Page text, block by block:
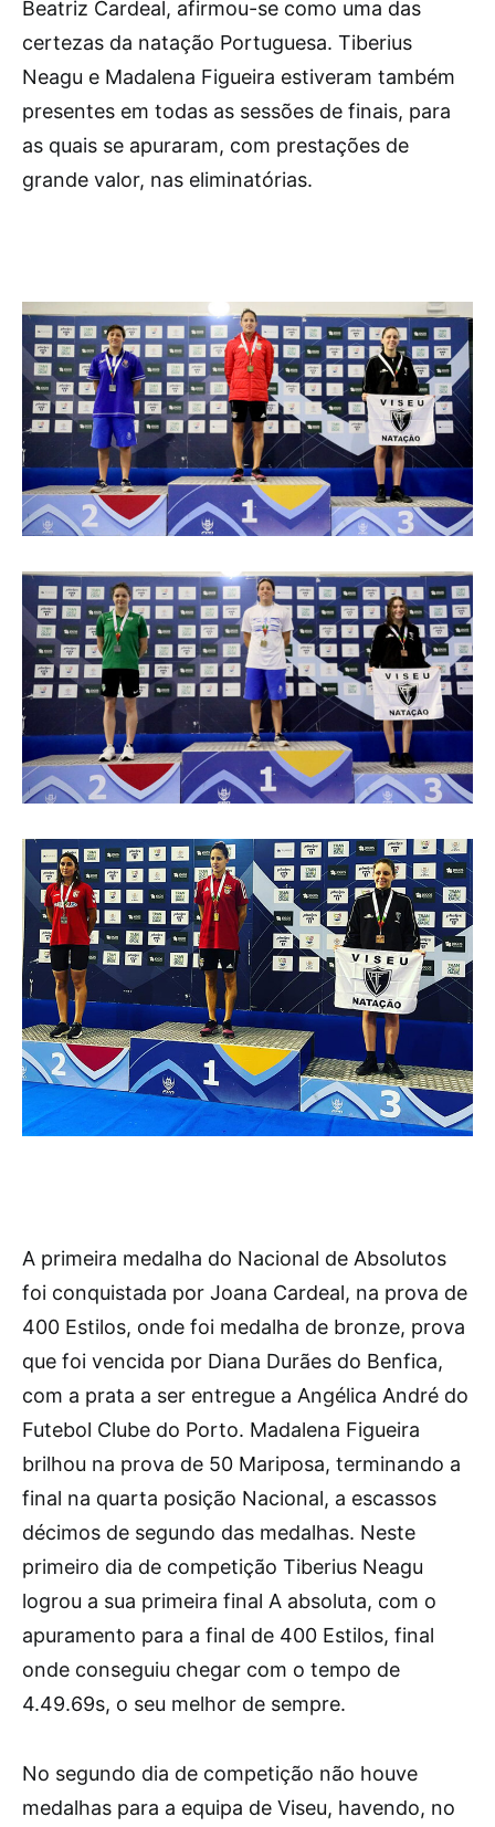
Beatriz Cardeal, afirmou-se como uma das
certezas da natação Portuguesa. Tiberius
Neagu e Madalena Figueira estiveram também
presentes em todas as sessões de finais, para
as quais se apuraram, com prestações de
grande valor, nas eliminatórias.
A primeira medalha do Nacional de Absolutos
foi conquistada por Joana Cardeal, na prova de
400 Estilos, onde foi medalha de bronze, prova
que foi vencida por Diana Durães do Benfica,
com a prata a ser entregue a Angélica André do
Futebol Clube do Porto. Madalena Figueira
brilhou na prova de 50 Mariposa, terminando a
final na quarta posição Nacional, a escassos
décimos de segundo das medalhas. Neste
primeiro dia de competição Tiberius Neagu
logrou a sua primeira final A absoluta, com o
apuramento para a final de 400 Estilos, final
onde conseguiu chegar com o tempo de
4.49.69s, o seu melhor de sempre.
No segundo dia de competição não houve
medalhas para a equipa de Viseu, havendo, no